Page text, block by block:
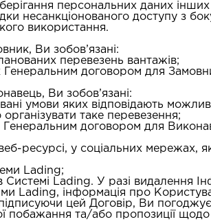
персональних даних інших
несанкціонованого доступу з
використання.
Ви зобов’язані:
перевезень вантажів;
Генеральним договором для
Ви зобов’язані:
умови яких відповідають
таке перевезення;
Генеральним договором для
ресурсі, у соціальних мережах,
Lading;
Системі Lading. У разі видалення
Lading, інформація про
цей Договір, Ви
побажання та/або пропозиції